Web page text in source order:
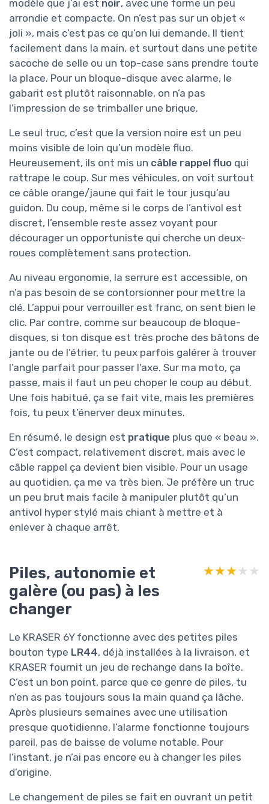
modèle que j’ai est noir, avec une forme un peu
arrondie et compacte. On n’est pas sur un objet «
joli », mais c’est pas ce qu’on lui demande. Il tient
facilement dans la main, et surtout dans une petite
sacoche de selle ou un top-case sans prendre toute
la place. Pour un bloque-disque avec alarme, le
gabarit est plutôt raisonnable, on n’a pas
l’impression de se trimballer une brique.
Le seul truc, c’est que la version noire est un peu
moins visible de loin qu’un modèle fluo.
Heureusement, ils ont mis un câble rappel fluo qui
rattrape le coup. Sur mes véhicules, on voit surtout
ce câble orange/jaune qui fait le tour jusqu’au
guidon. Du coup, même si le corps de l’antivol est
discret, l’ensemble reste assez voyant pour
décourager un opportuniste qui cherche un deux-
roues complètement sans protection.
Au niveau ergonomie, la serrure est accessible, on
n’a pas besoin de se contorsionner pour mettre la
clé. L’appui pour verrouiller est franc, on sent bien le
clic. Par contre, comme sur beaucoup de bloque-
disques, si ton disque est très proche des bâtons de
jante ou de l’étrier, tu peux parfois galérer à trouver
l’angle parfait pour passer l’axe. Sur ma moto, ça
passe, mais il faut un peu choper le coup au début.
Une fois habitué, ça se fait vite, mais les premières
fois, tu peux t’énerver deux minutes.
En résumé, le design est pratique plus que « beau ».
C’est compact, relativement discret, mais avec le
câble rappel ça devient bien visible. Pour un usage
au quotidien, ça me va très bien. Je préfère un truc
un peu brut mais facile à manipuler plutôt qu’un
antivol hyper stylé mais chiant à mettre et à
enlever à chaque arrêt.
Piles, autonomie et
galère (ou pas) à les
changer
★★★★★
★★★★★
Le KRASER 6Y fonctionne avec des petites piles
bouton type LR44, déjà installées à la livraison, et
KRASER fournit un jeu de rechange dans la boîte.
C’est un bon point, parce que ce genre de piles, tu
n’en as pas toujours sous la main quand ça lâche.
Après plusieurs semaines avec une utilisation
presque quotidienne, l’alarme fonctionne toujours
pareil, pas de baisse de volume notable. Pour
l’instant, je n’ai pas encore eu à changer les piles
d’origine.
Le changement de piles se fait en ouvrant un petit